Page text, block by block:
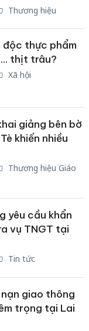
Thương hiệu
độc thực phẩm
thịt trâu?
Xã hội
giảng bên bờ
khiến nhiều
Thương hiệu Giáo
yêu cầu khẩn
vụ TNGT tại
Tin tức
giao thông
trọng tại Lai